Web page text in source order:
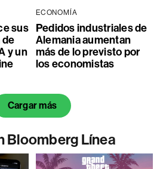
sus
de
y un
ECONOMÍA
Pedidos industriales de
Alemania aumentan
más de lo previsto por
los economistas
Cargar más
Bloomberg Línea